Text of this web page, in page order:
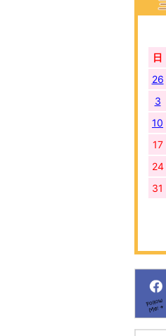
日
26
3
10
17
24
31